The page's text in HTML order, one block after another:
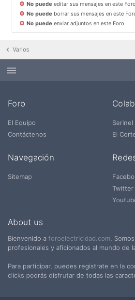
No puede editar sus mensajes en este Foro
No puede borrar sus mensajes en este
No puede enviar adjuntos en este Foro
Varios
Foro
El Equipo
Contáctenos
Serinel
El
Navegación
Sitemap
Twitter
About us
Bienvenido a foroelectricidad.com.
profesionales y aficionados al mundo de
Para participar, puedes registrate en la
clicks podrás disfrutar de todas las